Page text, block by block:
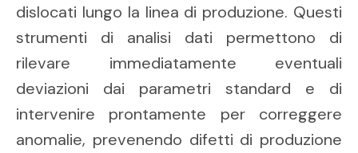
dislocati lungo la linea di produzione. Questi
strumenti di analisi dati permettono di
rilevare immediatamente eventuali
deviazioni dai parametri standard e di
intervenire prontamente per correggere
anomalie, prevenendo difetti di produzione